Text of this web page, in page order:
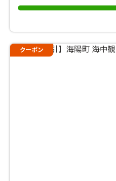
クーポン